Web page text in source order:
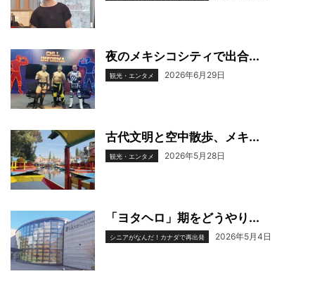
夜のメキシコシティで出合...
観光・エンタメ 2026年6月29日
古代文明と空中散歩、メキ...
観光・エンタメ 2026年5月28日
「ヨタヘロ」期をどうやり...
シニアがなんだ！カナダで再出発 2026年5月4日